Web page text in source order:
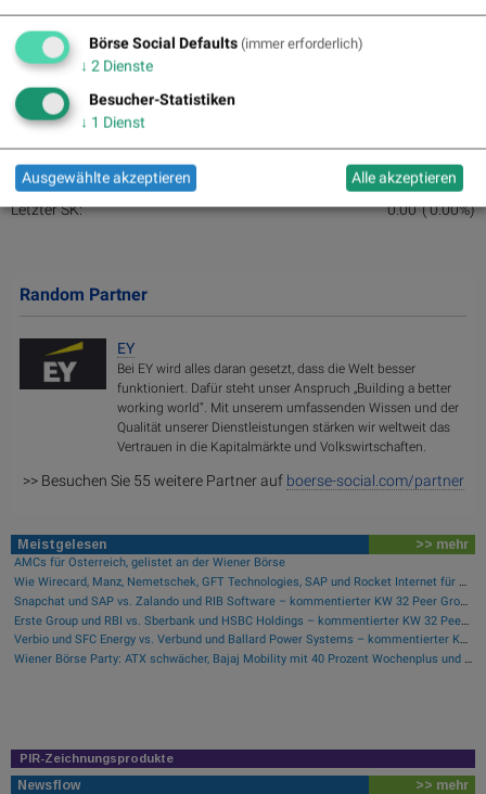
Aktien auf dem Radar
Letzter SK: ( 0.00%)
0.00
Random Partner
EY
Bei EY wird alles daran gesetzt, dass die Welt besser
funktioniert. Dafür steht unser Anspruch „Building a better
working world“. Mit unserem umfassenden Wissen und der
Qualität unserer Dienstleistungen stärken wir weltweit das
Vertrauen in die Kapitalmärkte und Volkswirtschaften.
>> Besuchen Sie 55 weitere Partner auf boerse-social.com/partner
Meistgelesen >> mehr
AMCs für Österreich, gelistet an der Wiener Börse
Wie Wirecard, Manz, Nemetschek, GFT Technologies, SAP und Rocket Internet für Gesprächsstoff sorgten
Snapchat und SAP vs. Zalando und RIB Software – kommentierter KW 32 Peer Group Watch Computer, Software & Internet
Erste Group und RBI vs. Sberbank und HSBC Holdings – kommentierter KW 32 Peer Group Watch Banken
Verbio und SFC Energy vs. Verbund und Ballard Power Systems – kommentierter KW 32 Peer Group Watch Energie
Wiener Börse Party: ATX schwächer, Bajaj Mobility mit 40 Prozent Wochenplus und vielleicht Momentum aus Indien (Podcast)
PIR-Zeichnungsprodukte
Newsflow >> mehr
Börse Social Defaults (immer erforderlich)
↓ 2 Dienste
Besucher-Statistiken
↓ 1 Dienst
Ausgewählte akzeptieren Alle akzeptieren